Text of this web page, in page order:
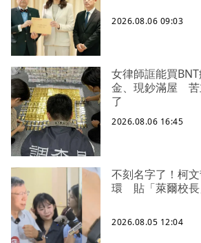
2026.08.06 09:03
女律師誆能買
金、現鈔滿屋 苦
了
2026.08.06 16:45
不刻名字了！柯
環 貼「萊爾校長
2026.08.05 12:04